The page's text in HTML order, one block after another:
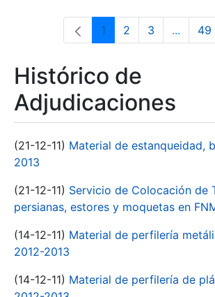
Página
1 Página
2 Página
3 ... 49
Histórico de
Adjudicaciones
(21-12-11) Material de estanqueidad,
2013
(21-12-11) Servicio de Colocación de
persianas, estores y moquetas en
(14-12-11) Material de perfilería
2012-2013
(14-12-11) Material de perfilería de